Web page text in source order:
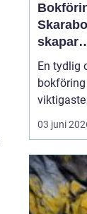
skapar
ordning
En tydlig
i varje
om
större
03 juni